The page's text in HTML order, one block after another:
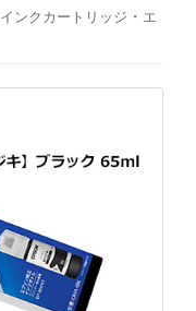
インクカートリッジ ・ エ